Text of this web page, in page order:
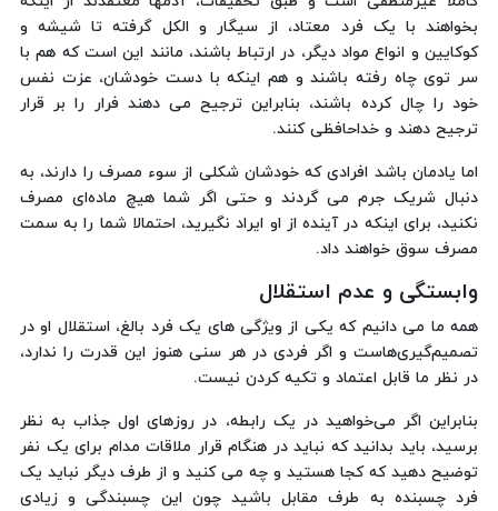
بخواهند با یک فرد معتاد، از سیگار و الکل گرفته تا شیشه و
کوکایین و انواع مواد دیگر، در ارتباط باشند، مانند این است که هم با
سر توی چاه رفته باشند و هم اینکه با دست خودشان، عزت نفس
خود را چال کرده باشند، بنابراین ترجیح می دهند فرار را بر قرار
ترجیح دهند و خداحافظی کنند.
اما یادمان باشد افرادی که خودشان شکلی از سوء مصرف را دارند، به
دنبال شریک جرم می گردند و حتی اگر شما هیچ ماده‌ای مصرف
نکنید، برای اینکه در آینده از او ایراد نگیرید، احتمالا شما را به سمت
مصرف سوق خواهند داد.
وابستگی و عدم استقلال
همه ما می دانیم که یکی از ویژگی های یک فرد بالغ، استقلال او در
تصمیم‌گیری هاست و اگر فردی در هر سنی هنوز این قدرت را ندارد،
در نظر ما قابل اعتماد و تکیه کردن نیست.
بنابراین اگر می‌خواهید در یک رابطه، در روزهای اول جذاب به نظر
برسید، باید بدانید که نباید در هنگام قرار ملاقات مدام برای یک نفر
توضیح دهید که کجا هستید و چه می کنید و از طرف دیگر نباید یک
فرد چسبنده به طرف مقابل باشید چون این چسبندگی و زیادی